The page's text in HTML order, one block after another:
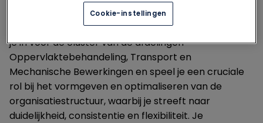
Als Productieverantwoordelijke in de nachtshift sta
je in voor de cluster van de afdelingen
Oppervlaktebehandeling, Transport en
Mechanische Bewerkingen en speel je een cruciale
rol bij het vormgeven en optimaliseren van de
organisatiestructuur, waarbij je streeft naar
duidelijkheid, consistentie en flexibiliteit. Je
Cookie-instellingen